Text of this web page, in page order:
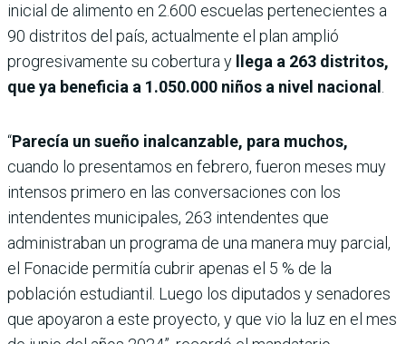
inicial de alimento en 2.600 escuelas pertenecientes a
90 distritos del país, actualmente el plan amplió
progresivamente su cobertura y
llega a 263 distritos,
que ya beneficia a 1.050.000 niños a nivel nacional
“Parecía un sueño inalcanzable, para muchos,
cuando lo presentamos en febrero, fueron meses muy
intensos primero en las conversaciones con los
intendentes municipales, 263 intendentes que
administraban un programa de una manera muy parcial,
el Fonacide permitía cubrir apenas el 5 % de la
población estudiantil. Luego los diputados y senadores
que apoyaron a este proyecto, y que vio la luz en el mes